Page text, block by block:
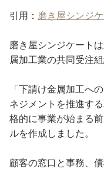
引用： 磨き屋シンジケ
磨き屋シンジケート
属加工業の共同受注組
「下請け金属加工へ
ネジメントを推進す
格的に事業が始まる
ルを作成しました。
顧客の窓口と事務、